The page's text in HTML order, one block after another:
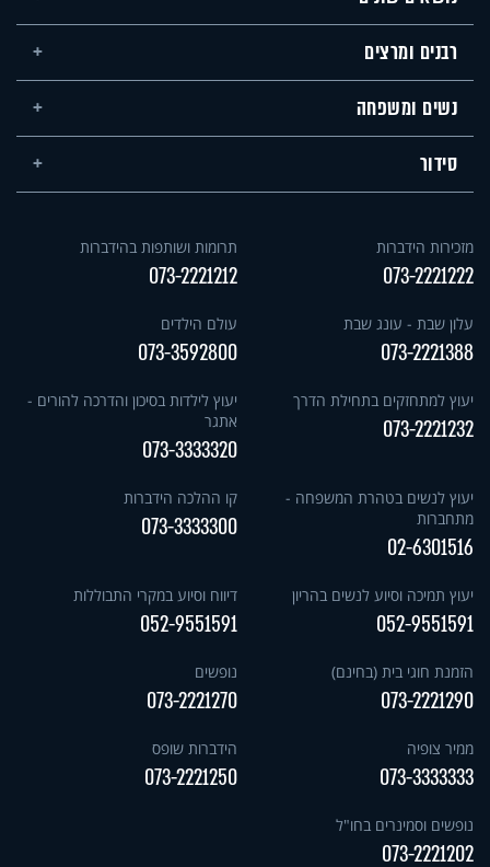
רבנים ומרצים
נשים ומשפחה
סידור
מזכירות הידברות
073-2221222
תרומות ושותפות בהידברות
073-2221212
עלון שבת - עונג שבת
073-2221388
עולם הילדים
073-3592800
יעוץ למתחזקים בתחילת הדרך
073-2221232
יעוץ לילדות בסיכון והדרכה להורים -
אתגר
073-3333320
יעוץ לנשים בטהרת המשפחה -
מתחברות
02-6301516
קו ההלכה הידברות
073-3333300
יעוץ תמיכה וסיוע לנשים בהריון
052-9551591
דיווח וסיוע במקרי התבוללות
052-9551591
הזמנת חוגי בית (בחינם)
073-2221290
נופשים
073-2221270
ממיר צופיה
073-3333333
הידברות שופס
073-2221250
נופשים וסמינרים בחו"ל
073-2221202